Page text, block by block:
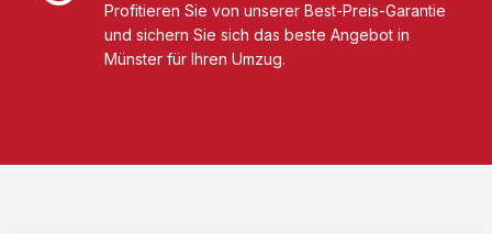
Profitieren Sie von unserer Best-Preis-Garantie
und sichern Sie sich das beste Angebot in
Münster für Ihren Umzug.